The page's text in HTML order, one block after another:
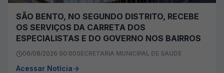
SÃO BENTO, NO SEGUNDO DISTRITO, RECEBE
OS SERVIÇOS DA CARRETA DOS
ESPECIALISTAS E DO GOVERNO NOS BAIRROS
06/08/2026 00:00SECRETARIA MUNICIPAL DE SAÚDE
Acessar Notícia